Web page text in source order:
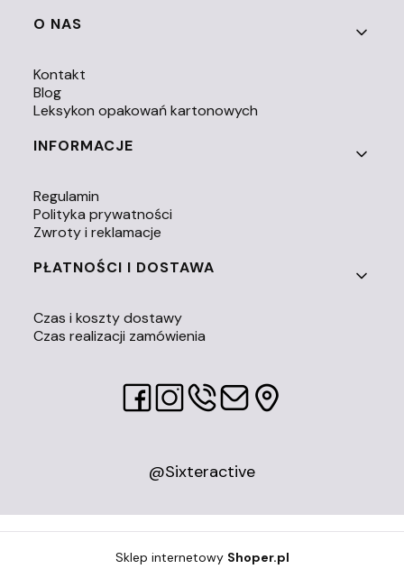
O NAS
Kontakt
Blog
Leksykon opakowań kartonowych
INFORMACJE
Regulamin
Polityka prywatności
Zwroty i reklamacje
PŁATNOŚCI I DOSTAWA
Czas i koszty dostawy
Czas realizacji zamówienia
@Sixteractive
Sklep internetowy Shoper.pl